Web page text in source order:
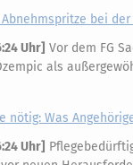
bei
Uhr] Vor dem FG
als
nötig: Was
Uhr]